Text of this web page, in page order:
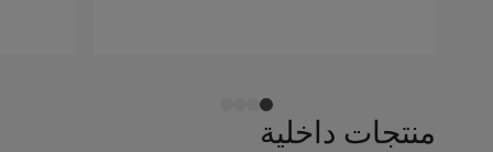
منتجات داخلية